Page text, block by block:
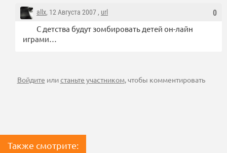
0
allx, 12 Августа 2007 , url
С детства будут зомбировать детей он-лайн
играми…
Войдите илистаньте участником, чтобы комментировать
Также смотрите: